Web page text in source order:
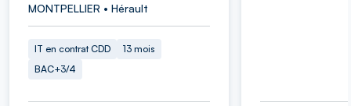
MONTPELLIER • Hérault
IT en contrat CDD
13 mois
BAC+3/4